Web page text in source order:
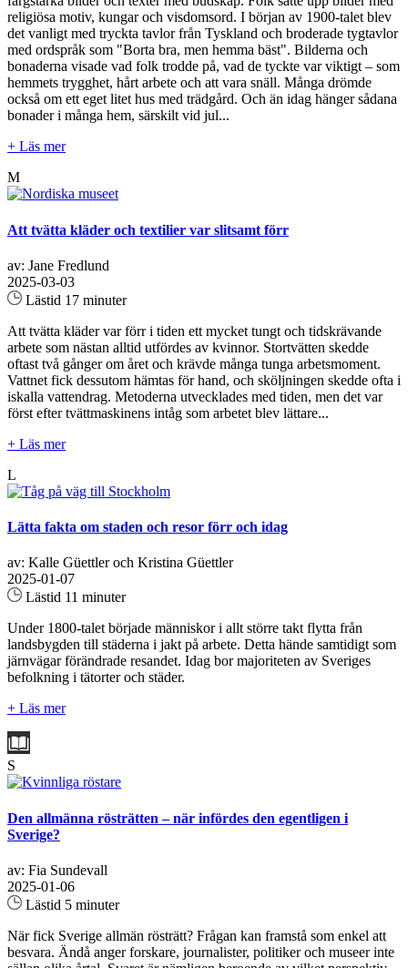
religiösa motiv, kungar och visdomsord. I början av 1900-talet blev
det vanligt med tryckta tavlor från Tyskland och broderade tygtavlor
med ordspråk som "Borta bra, men hemma bäst". Bilderna och
bonaderna visade vad folk trodde på, vad de tyckte var viktigt – som
hemmets trygghet, hårt arbete och att vara snäll. Många drömde
också om ett eget litet hus med trädgård. Och än idag hänger sådana
bonader i många hem, särskilt vid jul...
+ Läs mer
M
Att tvätta kläder och textilier var slitsamt förr
av: Jane Fredlund
2025-03-03
Lästid 17 minuter
Att tvätta kläder var förr i tiden ett mycket tungt och tidskrävande
arbete som nästan alltid utfördes av kvinnor. Stortvätten skedde
oftast två gånger om året och krävde många tunga arbetsmoment.
Vattnet fick dessutom hämtas för hand, och sköljningen skedde ofta i
iskalla vattendrag. Metoderna utvecklades med tiden, men det var
först efter tvättmaskinens intåg som arbetet blev lättare...
+ Läs mer
L
Lätta fakta om staden och resor förr och idag
av: Kalle Güettler och Kristina Güettler
2025-01-07
Lästid 11 minuter
Under 1800-talet började människor i allt större takt flytta från
landsbygden till städerna i jakt på arbete. Detta hände samtidigt som
järnvägar förändrade resandet. Idag bor majoriteten av Sveriges
befolkning i tätorter och städer.
+ Läs mer
S
Den allmänna rösträtten – när infördes den egentligen i
Sverige?
av: Fia Sundevall
2025-01-06
Lästid 5 minuter
När fick Sverige allmän rösträtt? Frågan kan framstå som enkel att
besvara. Ändå anger forskare, journalister, politiker och museer inte